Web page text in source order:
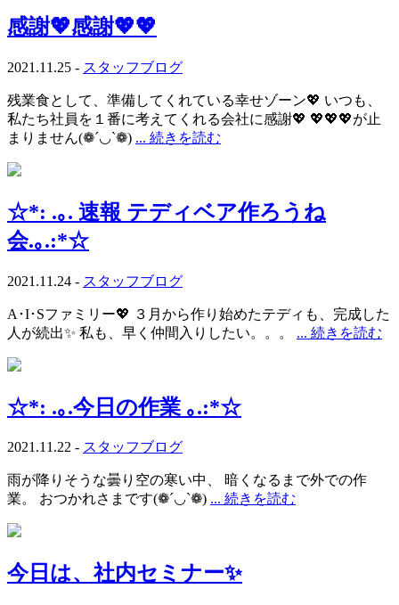
感謝💖感謝💖💖
2021.11.25 - スタッフブログ
残業食として、準備してくれている幸せゾーン💖 いつも、
私たち社員を１番に考えてくれる会社に感謝💖 💖💖💖が止
まりません(❁´◡`❁) ... 続きを読む
☆*: .｡. 速報 テディベア作ろうね
会.｡.:*☆
2021.11.24 - スタッフブログ
A･I･Sファミリー💖 ３月から作り始めたテディも、完成した
人が続出✨ 私も、早く仲間入りしたい。。。 ... 続きを読む
☆*: .｡.今日の作業 ｡.:*☆
2021.11.22 - スタッフブログ
雨が降りそうな曇り空の寒い中、 暗くなるまで外での作
業。 おつかれさまです(❁´◡`❁) ... 続きを読む
今日は、社内セミナー✨